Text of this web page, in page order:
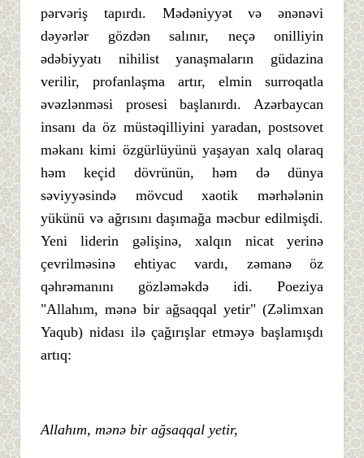
pərvəriş tapırdı. Mədəniyyət və ənənəvi
dəyərlər gözdən salınır, neçə onilliyin
ədəbiyyatı nihilist yanaşmaların güdazina
verilir, profanlaşma artır, elmin surroqatla
əvəzlənməsi prosesi başlanırdı. Azərbaycan
insanı da öz müstəqilliyini yaradan, postsovet
məkanı kimi özgürlüyünü yaşayan xalq olaraq
həm keçid dövrünün, həm də dünya
səviyyəsində mövcud xaotik mərhələnin
yükünü və ağrısını daşımağa məcbur edilmişdi.
Yeni liderin gəlişinə, xalqın nicat yerinə
çevrilməsinə ehtiyac vardı, zəmanə öz
qəhrəmanını gözləməkdə idi. Poeziya
"Allahım, mənə bir ağsaqqal yetir" (Zəlimxan
Yaqub) nidası ilə çağırışlar etməyə başlamışdı
artıq:
Allahım, mənə bir ağsaqqal yetir,